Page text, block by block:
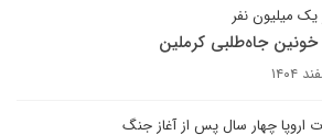
یک میلیون نفر
خونین جاه‌طلبی کرملین
اروپا چهار سال پس از آغاز جنگ